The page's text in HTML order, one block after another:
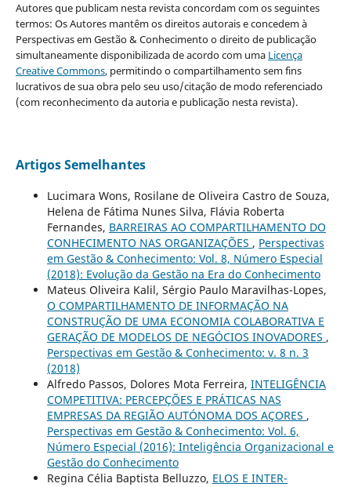
Autores que publicam nesta revista concordam com os seguintes
termos: Os Autores mantêm os direitos autorais e concedem à
Perspectivas em Gestão & Conhecimento o direito de publicação
simultaneamente disponibilizada de acordo com uma Licença
Creative Commons, permitindo o compartilhamento sem fins
lucrativos de sua obra pelo seu uso/citação de modo referenciado
(com reconhecimento da autoria e publicação nesta revista).
Artigos Semelhantes
Lucimara Wons, Rosilane de Oliveira Castro de Souza,
Helena de Fátima Nunes Silva, Flávia Roberta
Fernandes, BARREIRAS AO COMPARTILHAMENTO DO
CONHECIMENTO NAS ORGANIZAÇÕES , Perspectivas
em Gestão & Conhecimento: Vol. 8, Número Especial
(2018): Evolução da Gestão na Era do Conhecimento
Mateus Oliveira Kalil, Sérgio Paulo Maravilhas-Lopes,
O COMPARTILHAMENTO DE INFORMAÇÃO NA
CONSTRUÇÃO DE UMA ECONOMIA COLABORATIVA E
GERAÇÃO DE MODELOS DE NEGÓCIOS INOVADORES ,
Perspectivas em Gestão & Conhecimento: v. 8 n. 3
(2018)
Alfredo Passos, Dolores Mota Ferreira, INTELIGÊNCIA
COMPETITIVA: PERCEPÇÕES E PRÁTICAS NAS
EMPRESAS DA REGIÃO AUTÓNOMA DOS AÇORES ,
Perspectivas em Gestão & Conhecimento: Vol. 6,
Número Especial (2016): Inteligência Organizacional e
Gestão do Conhecimento
Regina Célia Baptista Belluzzo, ELOS E INTER-